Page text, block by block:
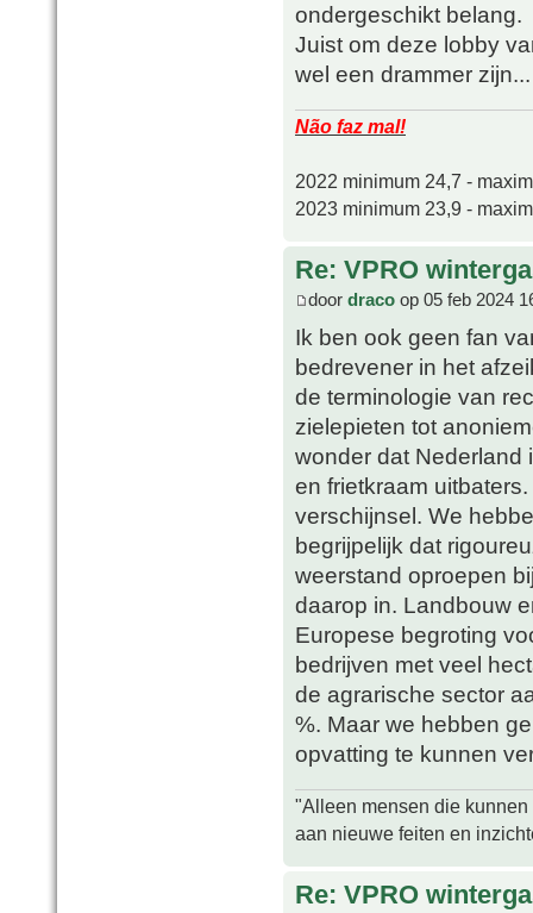
ondergeschikt belang.
Juist om deze lobby
wel een drammer zijn...
Não faz mal!
2022 minimum 24,7 -
2023 minimum 23,9 -
Re: VPRO
door draco op 05 feb 2024
Ik ben ook geen fan
bedrevener in het
de terminologie van
zielepieten tot
wonder dat Nederland
en frietkraam
verschijnsel. We
begrijpelijk dat
weerstand oproepen
daarop in. Landbouw
Europese begroting
bedrijven met veel
de agrarische sector
%. Maar we hebben
opvatting te kunnen
"Alleen mensen die
aan nieuwe feiten en
Re: VPRO